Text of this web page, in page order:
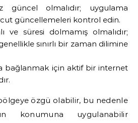
güncel olmalıdır; uygulama
güncellemeleri kontrol edin.
ve süresi dolmamış olmalıdır;
sınırlı bir zaman dilimine
bağlanmak için aktif bir internet
özgü olabilir, bu nedenle
konumuna uygulanabilir